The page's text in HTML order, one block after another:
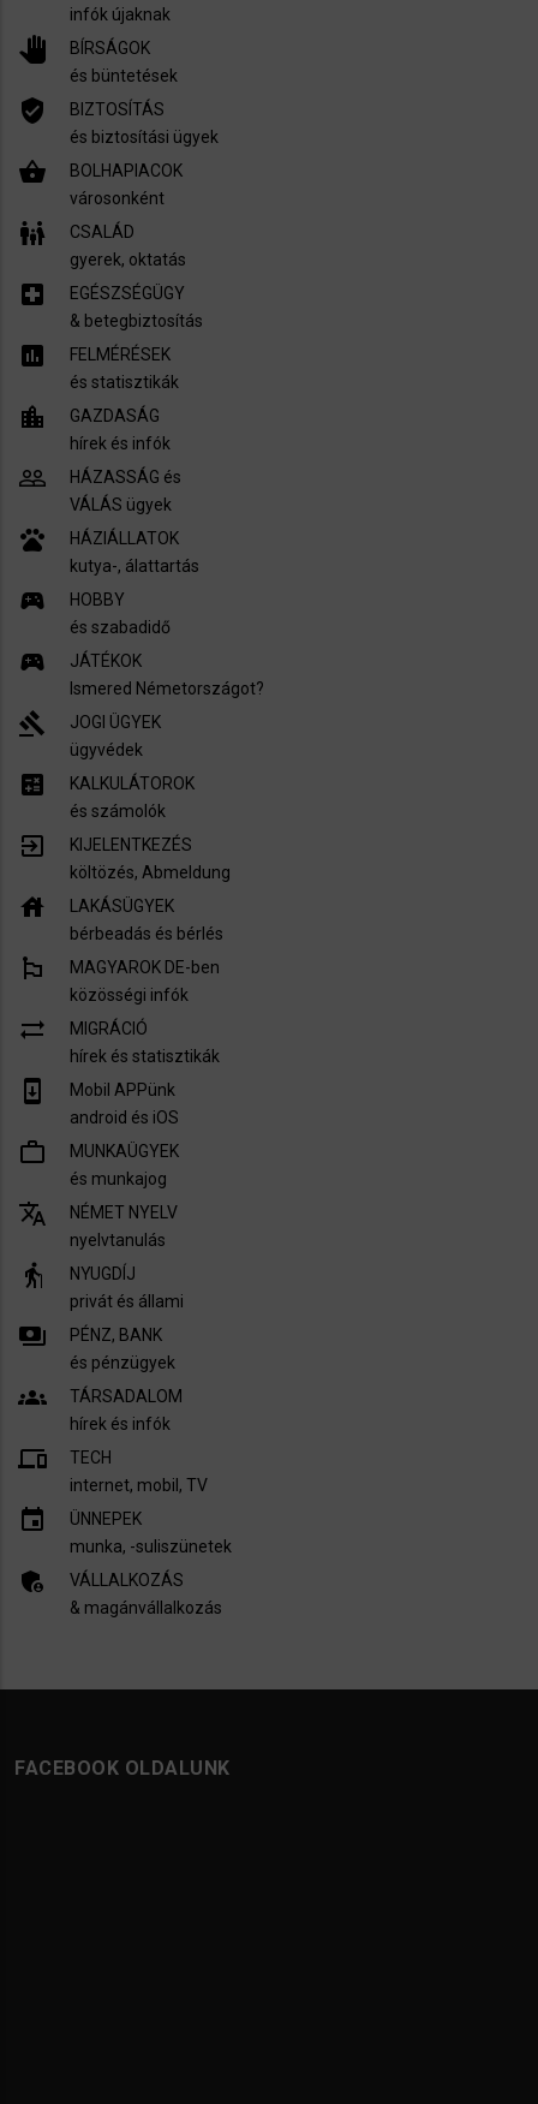
infók újaknak
pan_tool
BÍRSÁGOK
és büntetések
verified_user
BIZTOSÍTÁS
és biztosítási ügyek
shopping_basket
BOLHAPIACOK
városonként
family_restroom
CSALÁD
gyerek, oktatás
local_hospital
EGÉSZSÉGÜGY
​& betegbiztosítás
assessment
FELMÉRÉSEK
és statisztikák
location_city
GAZDASÁG
hírek és infók
people_outline
HÁZASSÁG és
VÁLÁS ügyek
pets
HÁZIÁLLATOK
kutya-, álattartás
sports_esports
HOBBY
és szabadidő
sports_esports
JÁTÉKOK
Ismered Németországot?
gavel
JOGI ÜGYEK
ügyvédek
calculate
KALKULÁTOROK
és számolók
exit_to_app
KIJELENTKEZÉS
költözés, Abmeldung
house
LAKÁSÜGYEK
bérbeadás és bérlés
emoji_flags
MAGYAROK DE-ben
közösségi infók
sync_alt
MIGRÁCIÓ
hírek és statisztikák
system_update
Mobil APPünk
android és iOS
work_outline
MUNKAÜGYEK
és munkajog
translate
NÉMET NYELV
nyelvtanulás
elderly
NYUGDÍJ
privát és állami
payments
PÉNZ, BANK
és pénzügyek
groups
TÁRSADALOM
hírek és infók
devices
TECH
internet, mobil, TV​
insert_invitation
ÜNNEPEK
munka, -suliszünetek
admin_panel_settings
VÁLLALKOZÁS
& magánvállalkozás
FACEBOOK OLDALUNK